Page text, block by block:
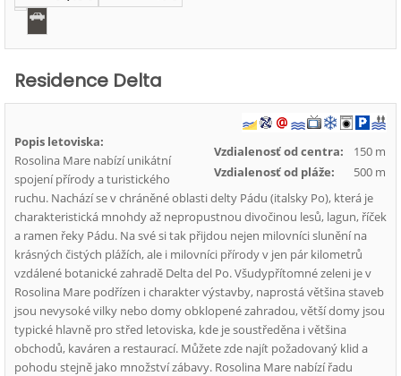
Residence Delta
Vzdialenosť od centra:
150 m
Vzdialenosť od pláže:
500 m
Popis letoviska:
Rosolina Mare nabízí unikátní
spojení přírody a turistického
ruchu. Nachází se v chráněné oblasti delty Pádu (italsky Po), která je
charakteristická mnohdy až nepropustnou divočinou lesů, lagun, říček
a ramen řeky Pádu. Na své si tak přijdou nejen milovníci slunění na
krásných čistých plážích, ale i milovníci přírody v jen pár kilometrů
vzdálené botanické zahradě Delta del Po. Všudypřítomné zeleni je v
Rosolina Mare podřízen i charakter výstavby, naprostá většina staveb
jsou nevysoké vilky nebo domy obklopené zahradou, větší domy jsou
typické hlavně pro střed letoviska, kde je soustředěna i většina
obchodů, kaváren a restaurací. Můžete zde najít požadovaný klid a
pohodu stejně jako množství zábavy. Rosolina Mare nabízí řadu